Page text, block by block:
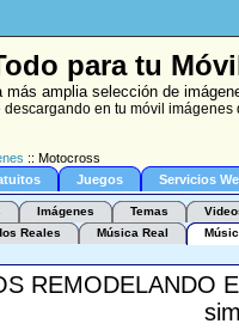
para tu
más amplia selección de
descargando en tu móvil
:: Motocross
Juegos Servicios
Imágenes Temas
Reales Música Real
REMODELANDO